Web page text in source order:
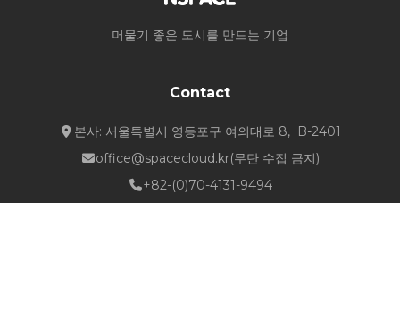
머물기 좋은 도시를 만드는 기업
Contact
본사: 서울특별시 영등포구 여의대로 8, B-2401
office@spacecloud.kr(무단 수집 금지)
+82-(0)70-4131-9494